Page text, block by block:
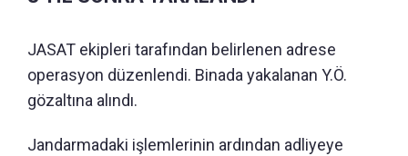
JASAT ekipleri tarafından belirlenen adrese
operasyon düzenlendi. Binada yakalanan Y.Ö.
gözaltına alındı.
Jandarmadaki işlemlerinin ardından adliyeye